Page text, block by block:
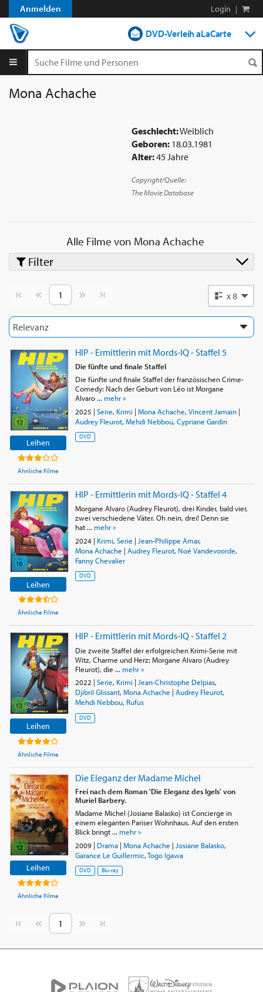
Anmelden Login |
DVD-Verleih aLaCarte
Geschlecht:Weiblich
Geboren: 18.03.1981
Alter:45 Jahre
Copyright/Quelle:
The Movie Database
Mona Achache
Alle Filme von Mona Achache
Vorherige SeiteNächste Seite x 8
Leihen
Ähnliche Filme
HIP - Ermittlerin mit Mords-IQ - Staffel 5
Die fünfte und finale Staffel
Die fünfte und finale Staffel der französischen Crime-
Comedy: Nach der Geburt von Léo ist Morgane
Alvaro ... mehr »
2025 | Serie, Krimi| Mona Achache, Vincent Jamain|
Audrey Fleurot, Mehdi Nebbou, Cypriane Gardin
DVD
Leihen
Ähnliche Filme
HIP - Ermittlerin mit Mords-IQ - Staffel 4
Morgane Alvaro (Audrey Fleurot), drei Kinder, bald vier,
zwei verschiedene Väter. Oh nein, drei! Denn sie
hat ... mehr »
2024| Krimi, Serie | Jean-Philippe Amar,
Mona Achache | Audrey Fleurot, Noé Vandevoorde,
Fanny Chevalier
DVD
Leihen
Ähnliche Filme
HIP - Ermittlerin mit Mords-IQ - Staffel 2
Die zweite Staffel der erfolgreichen Krimi-Serie mit
Witz, Charme und Herz: Morgane Alvaro (Audrey
Fleurot), die ... mehr »
2022 | Serie, Krimi| Jean-Christophe Delpias,
Djibril Glissant, Mona Achache | Audrey Fleurot,
Mehdi Nebbou, Rufus
DVD
Leihen
Ähnliche Filme
Die Eleganz der Madame Michel
Frei nach dem Roman 'Die Eleganz des Igels' von
Muriel Barbery.
Madame Michel (Josiane Balasko) ist Concierge in
einem eleganten Pariser Wohnhaus. Auf den ersten
Blick bringt ... mehr »
2009| Drama| Mona Achache | Josiane Balasko,
Garance Le Guillermic,Togo Igawa
DVD Blu-ray
Vorherige SeiteNächste Seite
Filter